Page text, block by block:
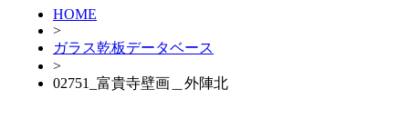
HOME
>
ガラス乾板データベース
>
02751_富貴寺壁画＿外陣北